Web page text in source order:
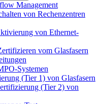
Management
von Rechenzentren
von Ethernet-
vom Glasfasern
Systemen
(Tier 1) von Glasfasern
(Tier 2) von